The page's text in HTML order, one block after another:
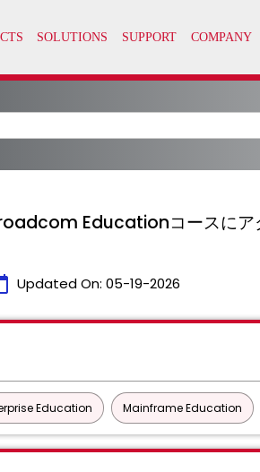
Educationコースにア
Updated On: 05-19-2026
Education Mainframe Education